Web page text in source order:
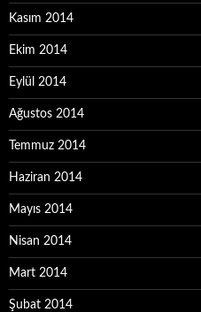
Kasım 2014
Ekim 2014
Eylül 2014
Ağustos 2014
Temmuz 2014
Haziran 2014
Mayıs 2014
Nisan 2014
Mart 2014
Şubat 2014